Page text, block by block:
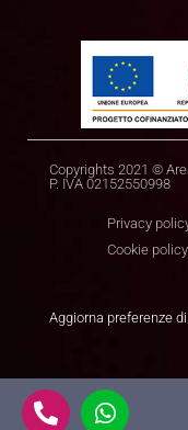
Copyrights 2021 ©
P. IVA 02152550998
Privacy
Cookie policy
Aggiorna preferenze